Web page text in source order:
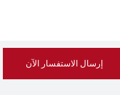
إرسال الاستفسار الآن